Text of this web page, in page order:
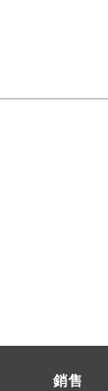
銷售